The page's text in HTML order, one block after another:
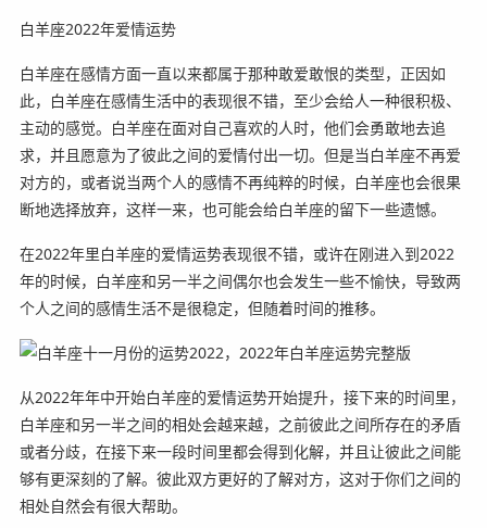
白羊座2022年爱情运势
白羊座在感情方面一直以来都属于那种敢爱敢恨的类型，正因如
此，白羊座在感情生活中的表现很不错，至少会给人一种很积极、
主动的感觉。白羊座在面对自己喜欢的人时，他们会勇敢地去追
求，并且愿意为了彼此之间的爱情付出一切。但是当白羊座不再爱
对方的，或者说当两个人的感情不再纯粹的时候，白羊座也会很果
断地选择放弃，这样一来，也可能会给白羊座的留下一些遗憾。
在2022年里白羊座的爱情运势表现很不错，或许在刚进入到2022
年的时候，白羊座和另一半之间偶尔也会发生一些不愉快，导致两
个人之间的感情生活不是很稳定，但随着时间的推移。
从2022年年中开始白羊座的爱情运势开始提升，接下来的时间里，
白羊座和另一半之间的相处会越来越，之前彼此之间所存在的矛盾
或者分歧，在接下来一段时间里都会得到化解，并且让彼此之间能
够有更深刻的了解。彼此双方更好的了解对方，这对于你们之间的
相处自然会有很大帮助。